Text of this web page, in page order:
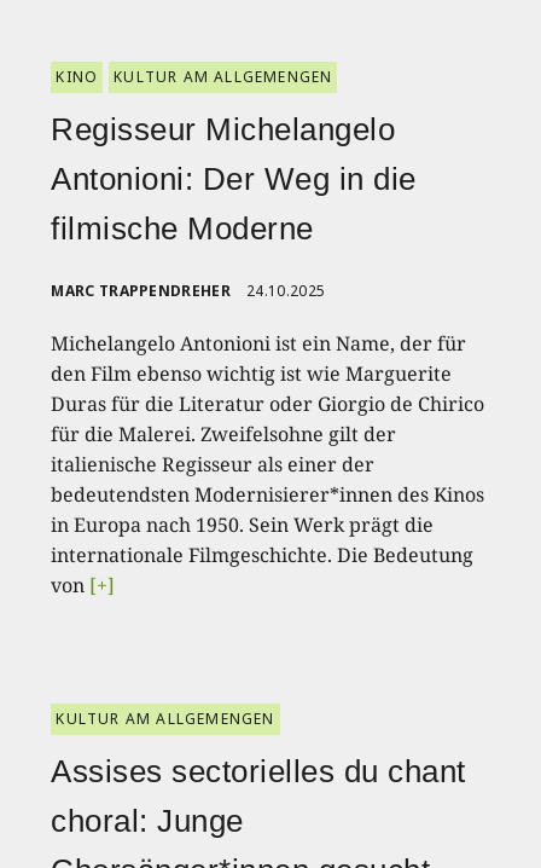
KINO KULTUR AM ALLGEMENGEN
Regisseur Michelangelo
Antonioni: Der Weg in die
filmische Moderne
MARC TRAPPENDREHER 24.10.2025
Michelangelo Antonioni ist ein Name, der für
den Film ebenso wichtig ist wie Marguerite
Duras für die Literatur oder Giorgio de Chirico
für die Malerei. Zweifelsohne gilt der
italienische Regisseur als einer der
bedeutendsten Modernisierer*innen des Kinos
in Europa nach 1950. Sein Werk prägt die
internationale Filmgeschichte. Die Bedeutung
von [+]
KULTUR AM ALLGEMENGEN
Assises sectorielles du chant
choral: Junge